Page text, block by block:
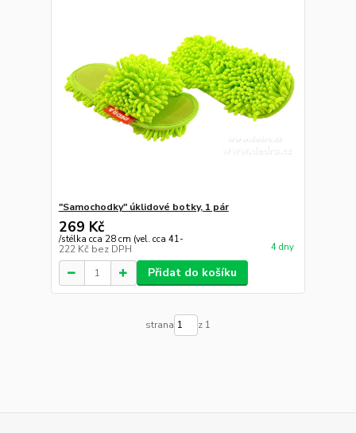
"Samochodky" úklidové botky, 1 pár
269 Kč
/stélka cca 28 cm (vel. cca 41-
222 Kč bez DPH 4 dny
Přidat do košíku
strana z 1